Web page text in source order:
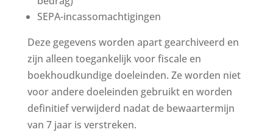
SEPA-incassomachtigingen
Deze gegevens worden apart gearchiveerd en
zijn alleen toegankelijk voor fiscale en
boekhoudkundige doeleinden. Ze worden niet
voor andere doeleinden gebruikt en worden
definitief verwijderd nadat de bewaartermijn
van 7 jaar is verstreken.